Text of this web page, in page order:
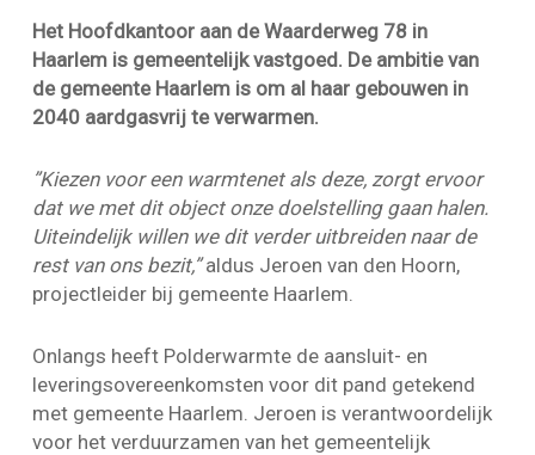
Het Hoofdkantoor aan de Waarderweg 78 in
Haarlem is gemeentelijk vastgoed. De ambitie van
de gemeente Haarlem is om al haar gebouwen in
2040 aardgasvrij te verwarmen.
”Kiezen voor een warmtenet als deze, zorgt ervoor
dat we met dit object onze doelstelling gaan halen.
Uiteindelijk willen we dit verder uitbreiden naar de
rest van ons bezit,”aldus Jeroen van den Hoorn,
projectleider bij gemeente Haarlem.
Onlangs heeft Polderwarmte de aansluit- en
leveringsovereenkomsten voor dit pand getekend
met gemeente Haarlem. Jeroen is verantwoordelijk
voor het verduurzamen van het gemeentelijk